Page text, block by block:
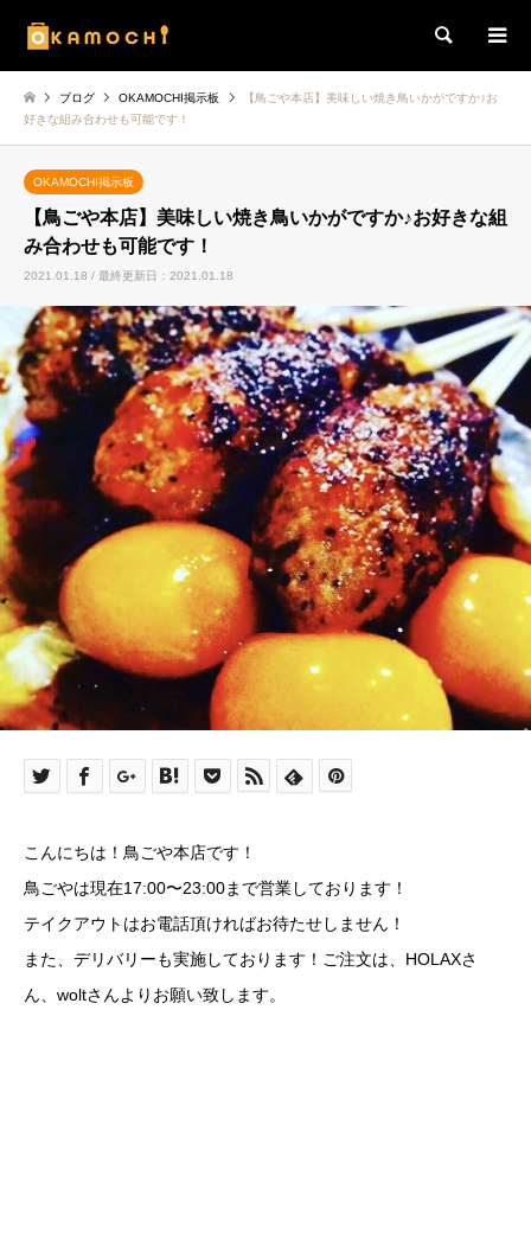
検索
ブログ OKAMOCHI掲示板
【鳥ごや本店】美味しい焼き鳥いかがですか♪お
好きな組み合わせも可能です！
OKAMOCHI掲示板
【鳥ごや本店】美味しい焼き鳥いかがですか♪お好きな組
み合わせも可能です！
2021.01.18 / 最終更新日：2021.01.18
こんにちは！鳥ごや本店です！
鳥ごやは現在17:00〜23:00まで営業しております！
テイクアウトはお電話頂ければお待たせしません！
また、デリバリーも実施しております！ご注文は、HOLAXさ
ん、woltさんよりお願い致します。